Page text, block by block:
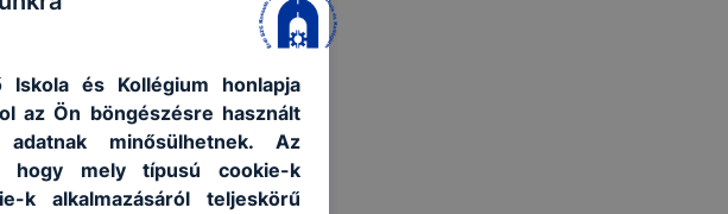
Iskola és Kollégium honlapja
az Ön böngészésre használt
minősülhetnek. Az
hogy mely típusú cookie-k
k alkalmazásáról teljeskörű